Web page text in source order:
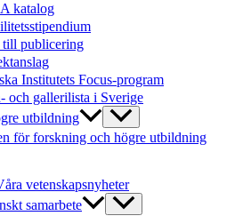
katalog
till publicering
Institutets Focus-program
och gallerilista i Sverige
utbildning
för forskning och högre utbildning
vetenskapsnyheter
samarbete